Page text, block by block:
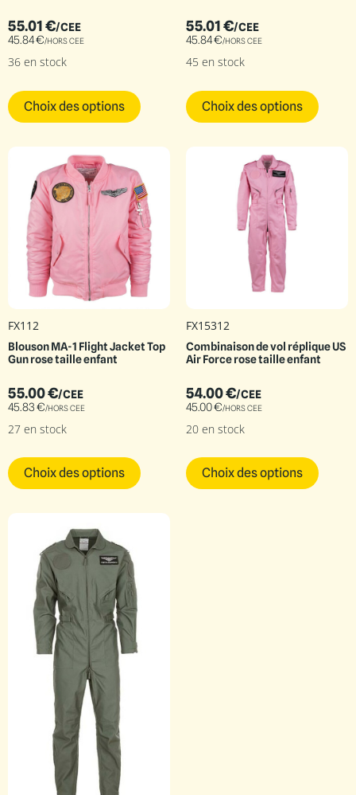
55.01€/CEE
45.84€/HORS CEE
36 en stock
Choix des options
55.01€/CEE
45.84€/HORS CEE
45 en stock
Choix des options
FX112
Blouson MA-1 Flight Jacket Top
Gun rose taille enfant
55.00€/CEE
45.83€/HORS CEE
27 en stock
Choix des options
FX15312
Combinaison de vol réplique US
Air Force rose taille enfant
54.00€/CEE
45.00€/HORS CEE
20 en stock
Choix des options